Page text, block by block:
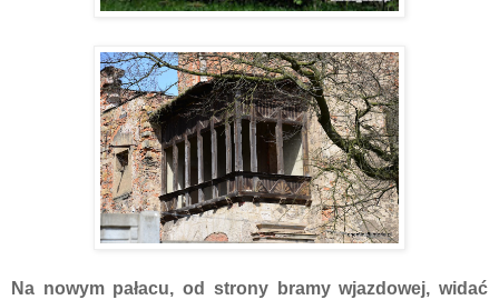
Na nowym pałacu, od strony bramy wjazdowej, widać